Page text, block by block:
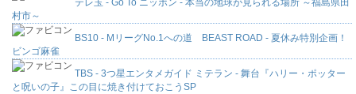
テレ玉 - Go To ニッポン - 本当の地球が見られる場所 ～福島県田
村市～
BS10 - MリーグNo.1への道 BEAST ROAD - 夏休み特別企画！
ビンゴ麻雀
TBS - 3つ星エンタメガイド ミテラン - 舞台『ハリー・ポッター
と呪いの子』この目に焼き付けておこうSP